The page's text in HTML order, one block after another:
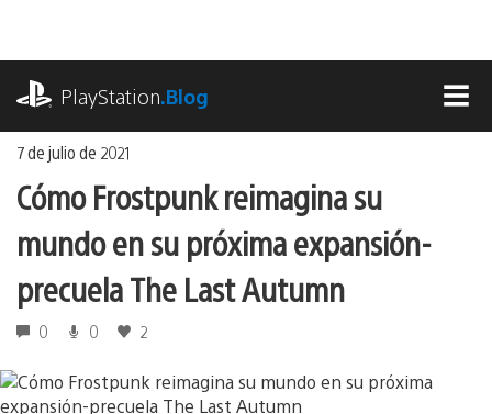
contenido
PlayStation.Blog
7 de julio de 2021
Cómo Frostpunk reimagina su
mundo en su próxima expansión-
precuela The Last Autumn
0 0 2